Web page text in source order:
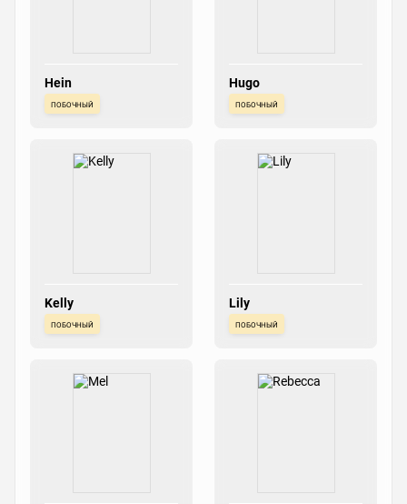
Hein
побочный
Hugo
побочный
Kelly
побочный
Lily
побочный